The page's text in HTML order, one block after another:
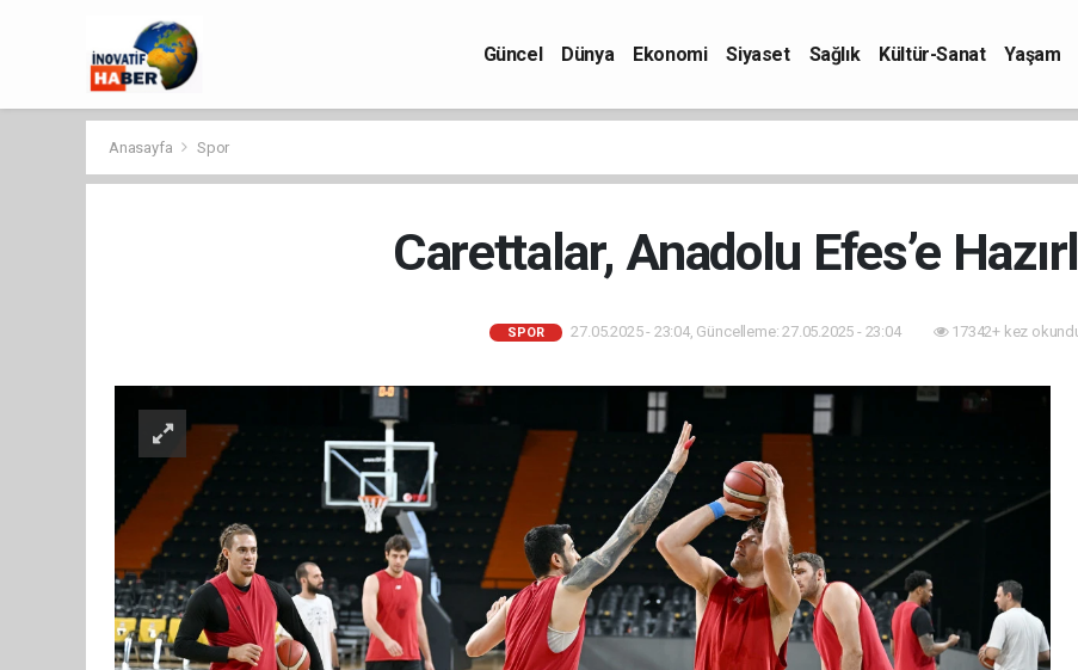
Güncel Dünya Ekonomi Siyaset Sağlık Kültür-Sanat Yaşam
Anasayfa Spor
Carettalar, Anadolu Efes’e
SPOR 27.05.2025 - 23:04, Güncelleme: 27.05.2025 - 23:04 17342+ kez